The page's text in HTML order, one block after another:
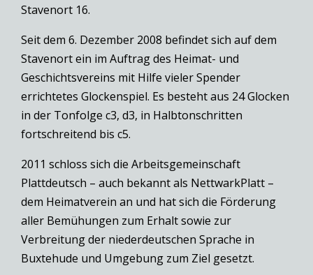
Stavenort 16.
Seit dem 6. Dezember 2008 befindet sich auf dem
Stavenort ein im Auftrag des Heimat- und
Geschichtsvereins mit Hilfe vieler Spender
errichtetes Glockenspiel. Es besteht aus 24 Glocken
in der Tonfolge c3, d3, in Halbtonschritten
fortschreitend bis c5.
2011 schloss sich die Arbeitsgemeinschaft
Plattdeutsch – auch bekannt als NettwarkPlatt –
dem Heimatverein an und hat sich die Förderung
aller Bemühungen zum Erhalt sowie zur
Verbreitung der niederdeutschen Sprache in
Buxtehude und Umgebung zum Ziel gesetzt.